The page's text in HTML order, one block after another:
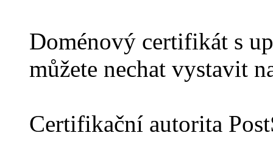
Doménový certifikát s
můžete nechat vystavit
Certifikační autorita